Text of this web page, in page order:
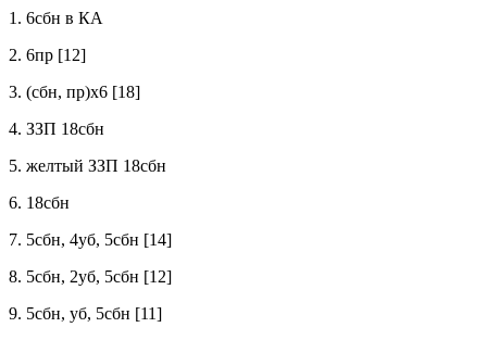
1. 6сбн в КА
2. 6пр [12]
3. (сбн, пр)x6 [18]
4. ЗЗП 18сбн
5. желтый ЗЗП 18сбн
6. 18сбн
7. 5сбн, 4уб, 5сбн [14]
8. 5сбн, 2уб, 5сбн [12]
9. 5сбн, уб, 5сбн [11]